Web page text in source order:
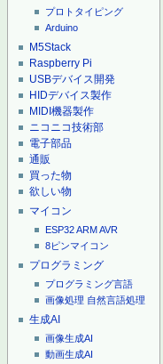
プロトタイピング
Arduino
M5Stack
Raspberry Pi
USBデバイス開発
HIDデバイス製作
MIDI機器製作
ニコニコ技術部
電子部品
通販
買った物
欲しい物
マイコン
ESP32ARMAVR
8ピンマイコン
プログラミング
プログラミング言語
画像処理 自然言語処理
生成AI
画像生成AI
動画生成AI